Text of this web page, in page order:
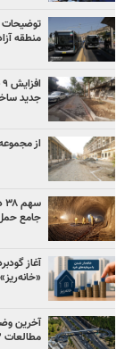
توضیحات
منطقه
جدید
از
جامع
آغاز
مطالعات ۲ پل